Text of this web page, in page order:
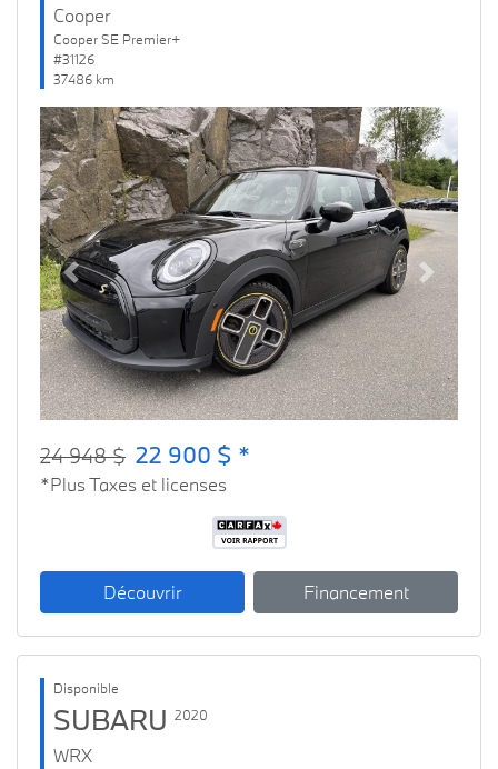
Cooper
Cooper SE Premier+
#31126
37486 km
Previous Next
24 948 $ 22 900 $ *
*Plus Taxes et licenses
Découvrir Financement
Disponible
SUBARU 2020
WRX